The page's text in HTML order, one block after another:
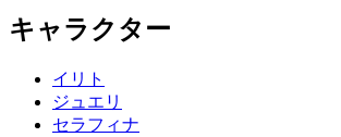
キャラクター
イリト
ジュエリ
セラフィナ